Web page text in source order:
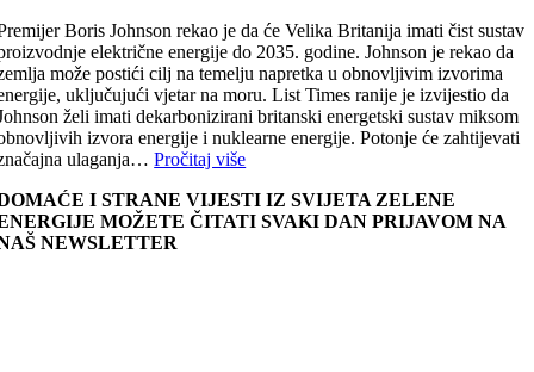
Boris Johnson rekao je da će Velika Britanija imati čist sustav
električne energije do 2035. godine. Johnson je rekao da
može postići cilj na temelju napretka u obnovljivim izvorima
uključujući vjetar na moru. List Times ranije je izvijestio da
želi imati dekarbonizirani britanski energetski sustav miksom
izvora energije i nuklearne energije. Potonje će zahtijevati
ulaganja…Pročitaj više
I STRANE VIJESTI IZ SVIJETA ZELENE
MOŽETE ČITATI SVAKI DAN PRIJAVOM NA
NEWSLETTER